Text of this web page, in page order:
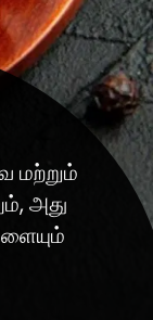
மற்றும்
அது